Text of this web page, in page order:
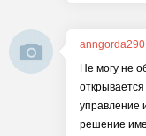
anngorda290
Не могу не
управление
решение